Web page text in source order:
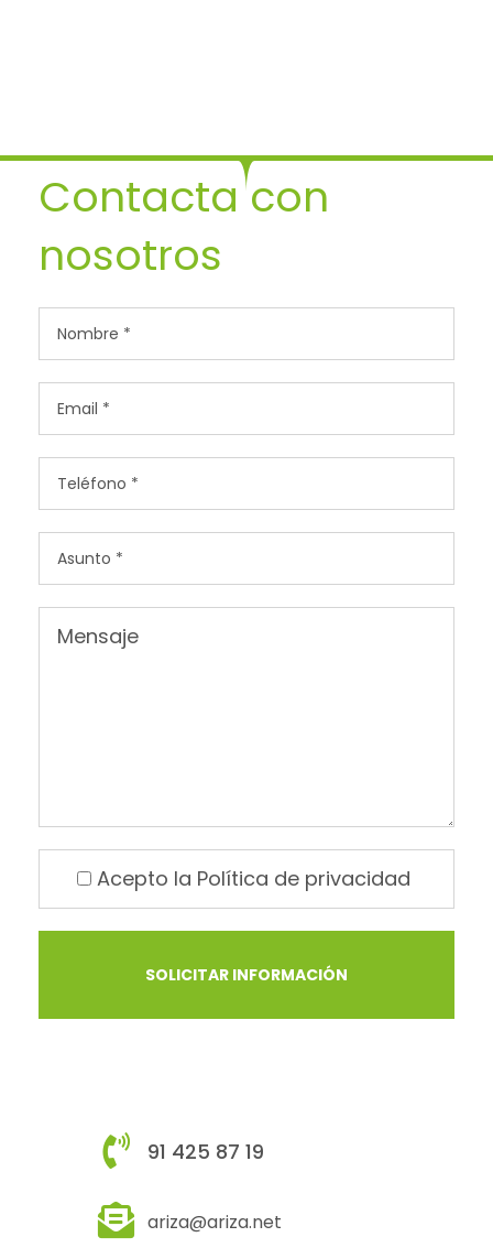
Contacta con
nosotros
Acepto la Política de privacidad
91 425 87 19
ariza@ariza.net